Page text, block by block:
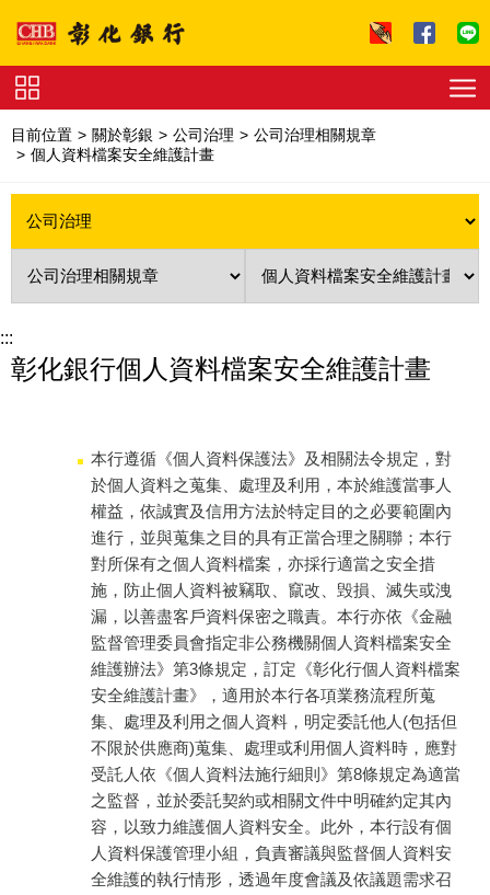
證
券
下
費
標
準
理
財
試
法
拍
目前位置 關於彰銀 公司治理
公司治理相關規章
個人資料檔案安全維護計畫
:::
彰化銀行個人資料檔案安全維護計畫
本行遵循《個人資料保護法》及相關法令規定，對
於個人資料之蒐集、處理及利用，本於維護當事人
權益，依誠實及信用方法於特定目的之必要範圍內
進行，並與蒐集之目的具有正當合理之關聯；本行
對所保有之個人資料檔案，亦採行適當之安全措
施，防止個人資料被竊取、竄改、毁損、滅失或洩
漏，以善盡客戶資料保密之職責。本行亦依《金融
監督管理委員會指定非公務機關個人資料檔案安全
維護辦法》第3條規定，訂定《彰化行個人資料檔案
安全維護計畫》，適用於本行各項業務流程所蒐
集、處理及利用之個人資料，明定委託他人(包括但
不限於供應商)蒐集、處理或利用個人資料時，應對
受託人依《個人資料法施行細則》第8條規定為適當
之監督，並於委託契約或相關文件中明確約定其內
容，以致力維護個人資料安全。此外，本行設有個
人資料保護管理小組，負責審議與監督個人資料安
全維護的執行情形，透過年度會議及依議題需求召